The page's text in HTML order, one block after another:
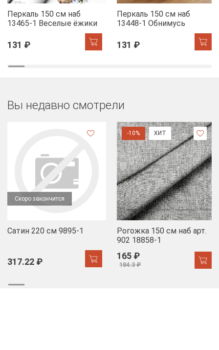
Перкаль 150 см наб
13465-1 Веселые ёжики
131 ₽
Перкаль 150 см наб
13448-1 Обнимусь
131 ₽
Вы недавно смотрели
Скоро закончится
Сатин 220 см 9895-1
317.22 ₽
-10% ХИТ
Рогожка 150 см наб арт.
902 18858-1
165 ₽
184.3 ₽